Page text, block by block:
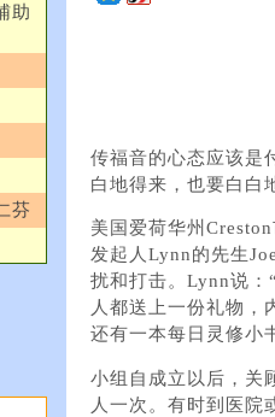
助
芬
传福音的心态应该是
白地得来，也要白白
美国爱荷华州
发起人Lynn的先生
扰和打击。Lynn说：
人都送上一份礼物，
还有一本每日灵修小
小组自成立以后，关
人一次。有时到医院